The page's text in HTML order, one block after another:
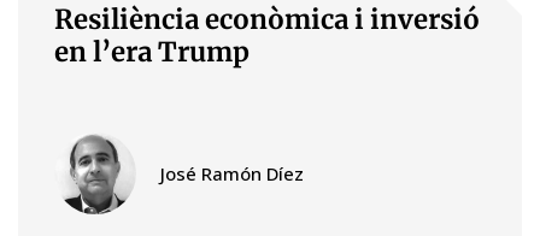
Resiliència econòmica i inversió
en l’era Trump
José Ramón Díez